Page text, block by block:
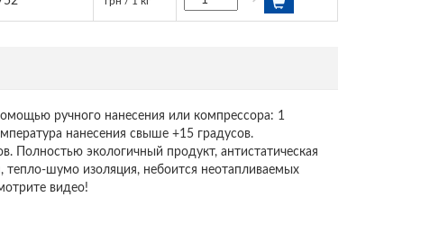
ручного нанесения или компрессора: 1
нанесения свыше +15 градусов.
Полностью экологичный продукт, антистатическая
тепло-шумо изоляция, небоится неотапливаемых
видео!